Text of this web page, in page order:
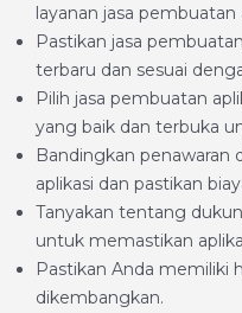
layanan jasa pembuatan
Pastikan jasa
terbaru dan sesuai
Pilih jasa pembuatan
yang baik dan terbuka
Bandingkan penawaran
aplikasi dan pastikan
Tanyakan tentang
untuk memastikan
Pastikan Anda memiliki
dikembangkan.